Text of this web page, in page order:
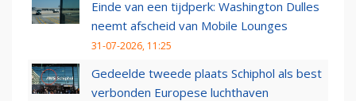
Einde van een tijdperk: Washington Dulles
neemt afscheid van Mobile Lounges
31-07-2026, 11:25
Gedeelde tweede plaats Schiphol als best
verbonden Europese luchthaven